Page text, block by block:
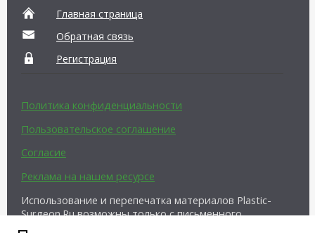
Главная страница
Обратная связь
Регистрация
Политика конфиденциальности
Пользовательское соглашение
Согласие
Реклама на нашем ресурсе
Использование и перепечатка материалов Plastic-
Surgeon.Ru возможны только с письменного